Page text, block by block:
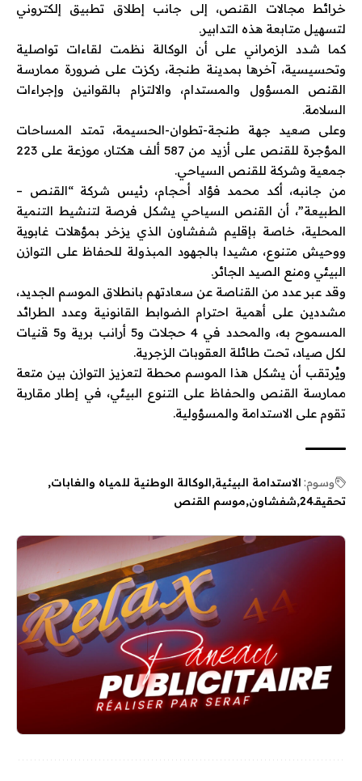
خرائط مجالات القنص، إلى جانب إطلاق تطبيق إلكتروني
لتسهيل متابعة هذه التدابير.
كما شدد الزمراني على أن الوكالة نظمت لقاءات تواصلية
وتحسيسية، آخرها بمدينة طنجة، ركزت على ضرورة ممارسة
القنص المسؤول والمستدام، والالتزام بالقوانين وإجراءات
السلامة.
وعلى صعيد جهة طنجة-تطوان-الحسيمة، تمتد المساحات
المؤجرة للقنص على أزيد من 587 ألف هكتار، موزعة على 223
جمعية وشركة للقنص السياحي.
من جانبه، أكد محمد فؤاد أحجام، رئيس شركة “القنص –
الطبيعة”، أن القنص السياحي يشكل فرصة لتنشيط التنمية
المحلية، خاصة بإقليم شفشاون الذي يزخر بمؤهلات غابوية
ووحيش متنوع، مشيدا بالجهود المبذولة للحفاظ على التوازن
البيئي ومنع الصيد الجائر.
وقد عبر عدد من القناصة عن سعادتهم بانطلاق الموسم الجديد،
مشددين على أهمية احترام الضوابط القانونية وعدد الطرائد
المسموح به، والمحدد في 4 حجلات و5 أرانب برية و5 قنيات
لكل صياد، تحت طائلة العقوبات الزجرية.
ويُرتقب أن يشكل هذا الموسم محطة لتعزيز التوازن بين متعة
ممارسة القنص والحفاظ على التنوع البيئي، في إطار مقاربة
تقوم على الاستدامة والمسؤولية.
وسوم: الاستدامة البيئية الوكالة الوطنية للمياه والغابات
تحقيقـ24
شفشاون موسم القنص